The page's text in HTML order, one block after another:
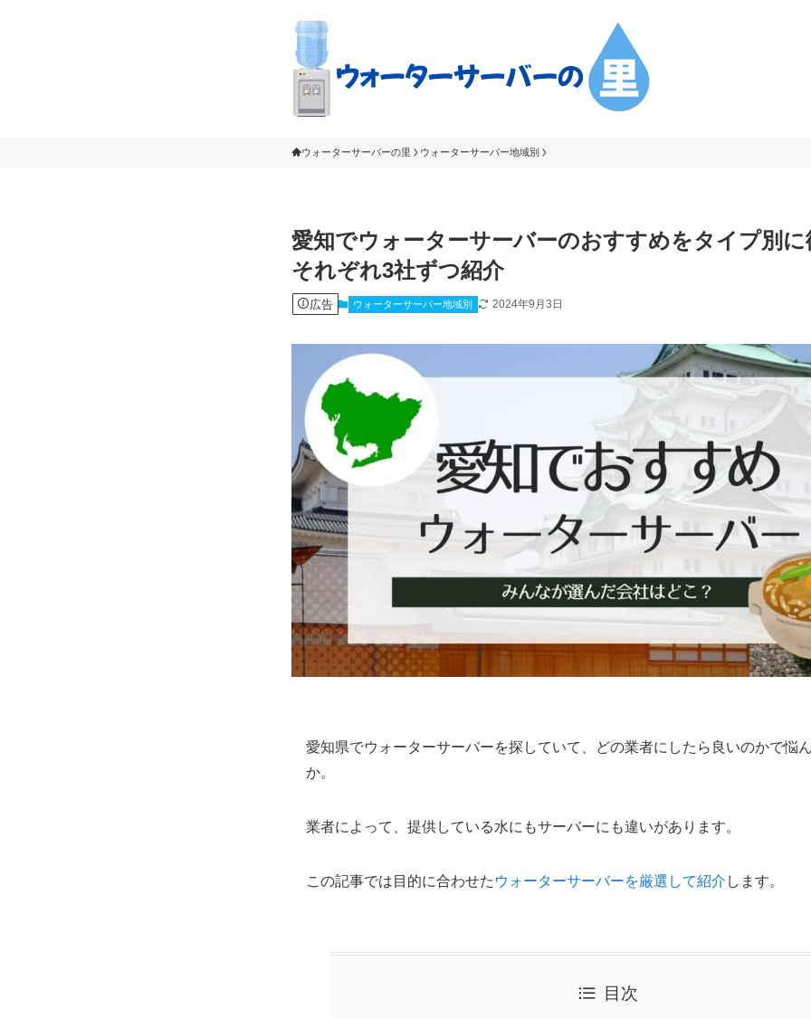
ウォーターサーバーの里 ウォーターサーバー地域別
愛知でウォーターサーバーのおすすめをタイプ別に
それぞれ3社ずつ紹介
広告 ウォーターサーバー地域別 2024年9月3日
愛知県でウォーターサーバーを探していて、どの業者にしたら良いのかで悩
か。
業者によって、 提供している水にもサーバーにも違いがあります。
この記事では目的に合わせた ウォーターサーバーを厳選して紹介 します。
目次